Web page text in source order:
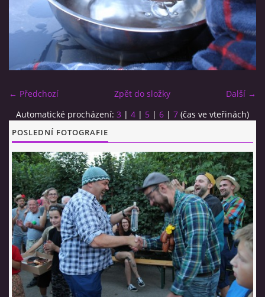
VIDLÁCKÝ VÍCEBOJ 2020 - ČLÁNEK Z ROZDROJOVICKÉ
DRBNY 4/2020
VIDLÁCKÝ VÍCEBOJ 2020 - VIDEO
CO SI U NÁS DÁTE?
STUDENÁ KUCHYNĚ
FOTOALBUM
CESTA KOLEM SVĚTA 2014 - VIDEO
VIDLÁCKÝ VÍCEBOJ 2023
CENÍK
← Předchozí Další →
Zpět do složky
Automatické procházení: 3 | 4 | 5 | 6 | 7 (čas ve vteřinách)
POSLEDNÍ FOTOGRAFIE